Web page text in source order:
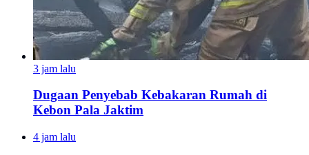
3 jam lalu
Dugaan Penyebab Kebakaran Rumah di
Kebon Pala Jaktim
4 jam lalu